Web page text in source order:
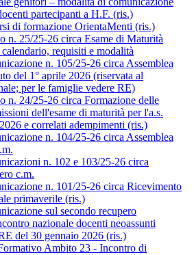
partecipanti a H.F. (ris.)
di formazione OrientaMenti (ris.)
n. 25/25-26 circa Esame di Maturità
requisiti e modalità
n. 105/25-26 circa Assemblea
del 1° aprile 2026 (riservata al
per le famiglie vedere RE)
n. 24/25-26 circa Formazione delle
dell'esame di maturità per l'a.s.
e correlati adempimenti (ris.)
n. 104/25-26 circa Assemblea
n. 102 e 103/25-26 circa
c.m.
n. 101/25-26 circa Ricevimento
primaverile (ris.)
sul secondo recupero
nazionale docenti neoassunti
del 30 gennaio 2026 (ris.)
Ambito 23 - Incontro di